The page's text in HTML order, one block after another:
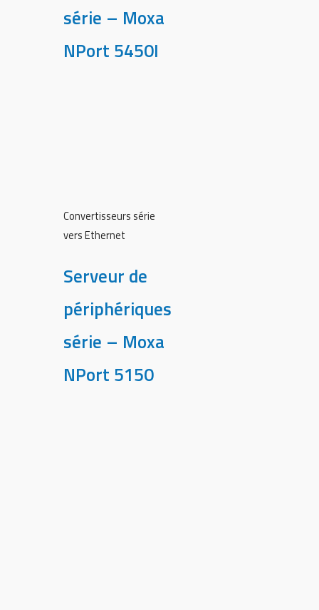
série – Moxa
NPort 5450I
Convertisseurs série
vers Ethernet
Serveur de
périphériques
série – Moxa
NPort 5150